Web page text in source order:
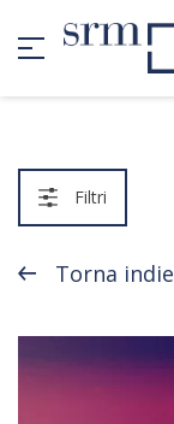
Filtri
Torna